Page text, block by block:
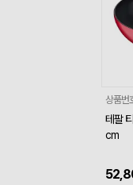
상품번
테팔
cm